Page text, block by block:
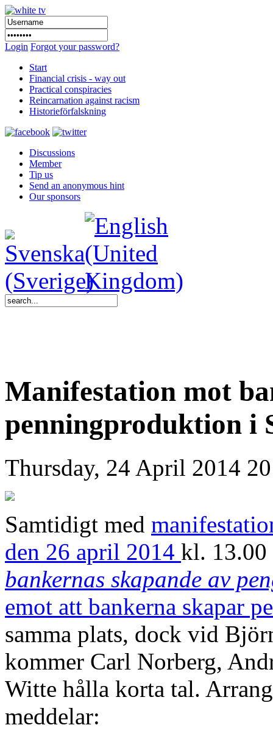
Login Forgot your password?
Start
Financial crisis - way out
Practical conspiracies
Reincarnation against racism
Historieförfalskning
Discussions
Member
Tip us
Send an anonymous hint
Our sponsors
Manifestation mot
penningproduktion i
Thursday, 24 April 2014
Samtidigt med
den 26 april 2014 kl.
bankernas skapande av
emot att bankerna skapar
samma plats, dock vid
kommer Carl Norberg,
Witte hålla korta tal.
meddelar: